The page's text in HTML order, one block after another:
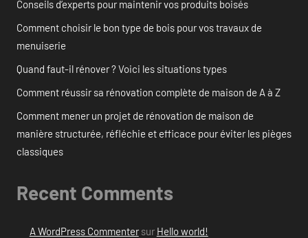
Conseils d’experts pour maintenir vos produits boisés
Comment choisir le bon type de bois pour vos travaux de
menuiserie
Quand faut-il rénover ? Voici les situations types
Comment réussir sa rénovation complète de maison de A à Z
Comment mener un projet de rénovation de maison de
manière structurée, réfléchie et efficace pour éviter les pièges
classiques
Recent Comments
A WordPress Commentersur Hello world!